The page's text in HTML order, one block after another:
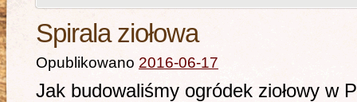
Spirala ziołowa
Opublikowano 2016-06-17
Jak budowaliśmy ogródek ziołowy w